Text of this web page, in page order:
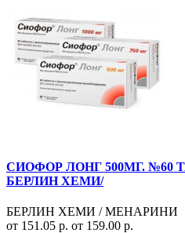
СИОФОР ЛОНГ 500МГ. №60
БЕРЛИН ХЕМИ/
БЕРЛИН ХЕМИ / МЕНАРИНИ
от 151.05 р. от 159.00 р.